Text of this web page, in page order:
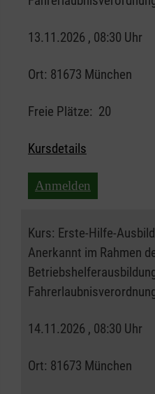
13.11.2026 , 08:30 Uhr
Ort: 81673 München
Freie Plätze: 20
Kursdetails
Anmelden
Kurs: Erste-Hilfe-
Anerkannt im Rahmen
14.11.2026 , 08:30 Uhr
Ort: 81673 München